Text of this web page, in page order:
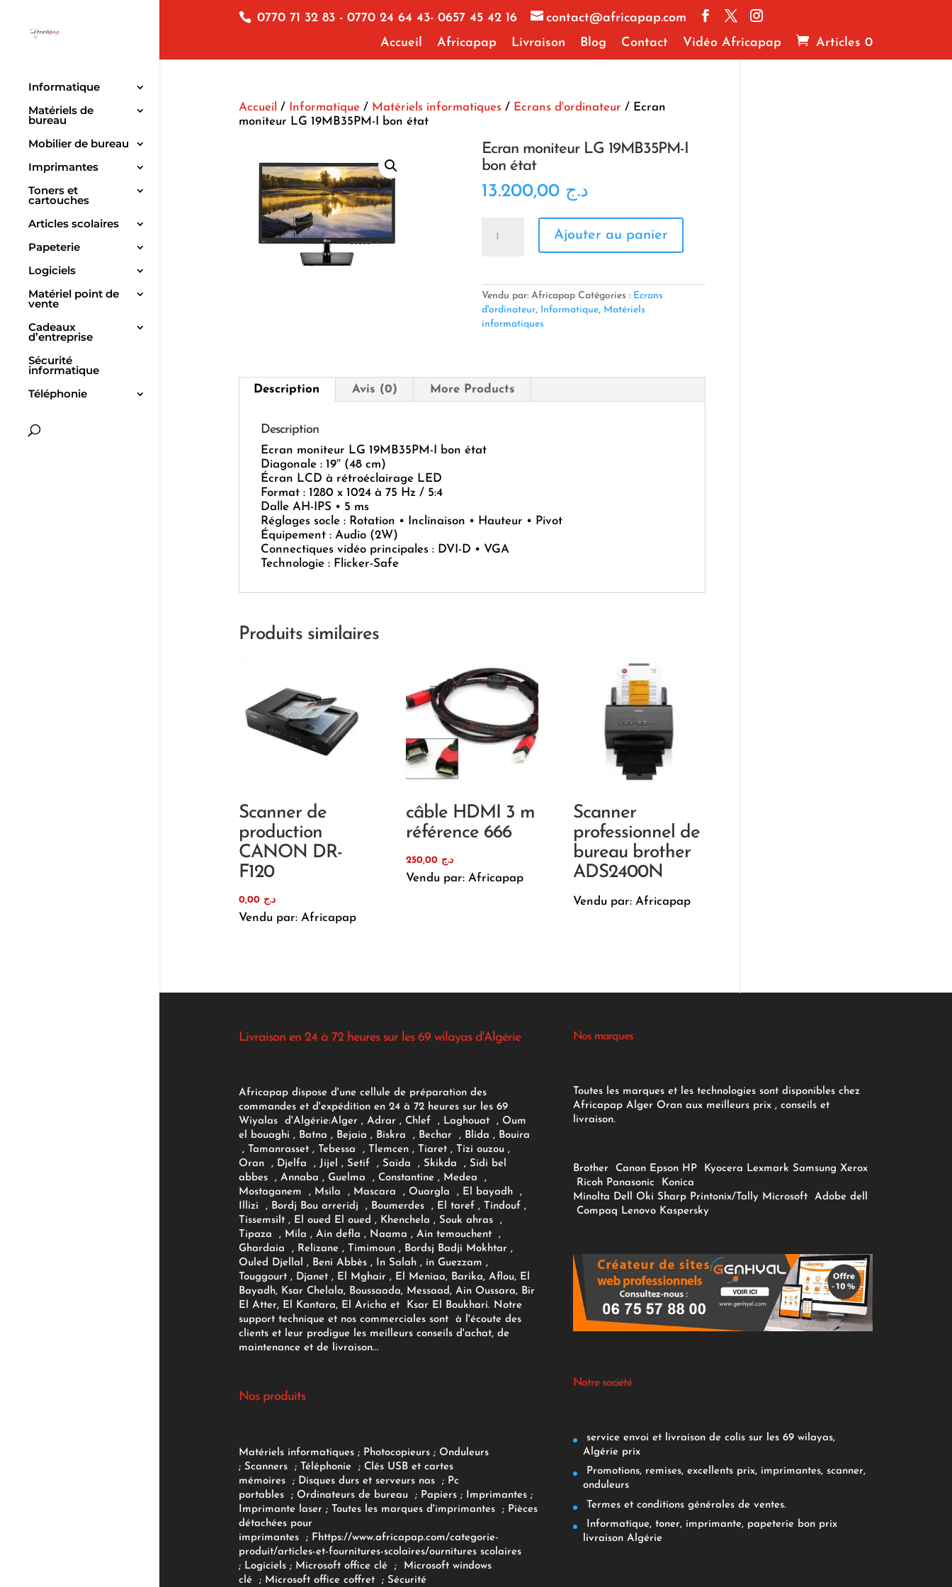
0770 71 32 83 - 0770 24 64 43- 0657 45 42 16
contact@africapap.com
Accueil
Africapap Livraison Blog Contact Vidéo Africapap Articles 0
Informatique
Matériels de
bureau
Mobilier de bureau
Imprimantes
Toners et
cartouches
Articles scolaires
Papeterie
Logiciels
Matériel point de
vente
Cadeaux
d’entreprise
Sécurité
informatique
Téléphonie
Accueil / Informatique/ Matériels informatiques/ Ecrans d'ordinateur / Ecran
moniteur LG 19MB35PM-I bon état
Ecran moniteur LG 19MB35PM-I
bon état
د.ج 13.200,00
19MB35PM-
I
bon
Ajouter au panier
Vendu par: Africapap Catégories : Ecrans
d'ordinateur, Informatique, Matériels
informatiques
Description Avis (0) More Products
Description
Ecran moniteur LG 19MB35PM-I bon état
Diagonale : 19″ (48 cm)
Écran LCD à rétroéclairage LED
Format : 1280 x 1024 à 75 Hz / 5:4
Dalle AH-IPS • 5 ms
Réglages socle : Rotation • Inclinaison • Hauteur • Pivot
Équipement : Audio (2W)
Connectiques vidéo principales : DVI-D • VGA
Technologie : Flicker-Safe
Produits similaires
Scanner de
production
CANON DR-
F120
د.ج 0,00
Vendu par: Africapap
câble HDMI 3 m
référence 666
د.ج 250,00
Vendu par: Africapap
Scanner
professionnel de
bureau brother
ADS2400N
Vendu par: Africapap
Livraison en 24 à 72 heures sur les 69 wilayas d'Algérie
Africapap dispose d'une cellule de préparation des
commandes et d'expédition en 24 à 72 heures sur les 69
Wiyalas d'Algérie:Alger , Adrar, Chlef , Laghouat , Oum
el bouaghi , Batna , Bejaia , Biskra , Bechar , Blida , Bouira
, Tamanrasset , Tebessa , Tlemcen , Tiaret , Tizi ouzou ,
Oran , Djelfa , Jijel , Setif , Saida , Skikda , Sidi bel
abbes , Annaba , Guelma , Constantine , Medea ,
Mostaganem , Msila , Mascara , Ouargla , El bayadh ,
Illizi , Bordj Bou arreridj , Boumerdes , El taref , Tindouf ,
Tissemsilt , El oued El oued , Khenchela , Souk ahras ,
Tipaza , Mila , Ain defla , Naama , Ain temouchent ,
Ghardaia , Relizane , Timimoun , Bordsj Badji Mokhtar ,
Ouled Djellal , Beni Abbès , In Salah , in Guezzam ,
Touggourt , Djanet , El Mghair , El Meniaa, Barika, Aflou, El
Bayadh, Ksar Chelala, Boussaada, Messaad, Ain Oussara, Bir
El Atter, El Kantara, El Aricha et Ksar El Boukhari. Notre
support technique et nos commerciales sont à l'écoute des
clients et leur prodigue les meilleurs conseils d'achat, de
maintenance et de livraison...
Nos produits
Matériels informatiques; Photocopieurs; Onduleurs
; Scanners ; Téléphonie ; Clés USB et cartes
mémoires
; Disques durs et serveurs nas ; Pc
portables
; Ordinateurs de bureau ; Papiers; Imprimantes;
Imprimante laser; Toutes les marques d'imprimantes ; Pièces
détachées pour
imprimantes
; F https://www.africapap.com/categorie-
produit/articles-et-fournitures-scolaires/ournitures scolaires
; Logiciels ; Microsoft office clé ;
Microsoft windows
clé; Microsoft office coffret ; Sécurité
Nos marques
Toutes les marques et les technologies sont disponibles chez
Africapap Alger Oran aux meilleurs prix , conseils et
livraison.
Brother Canon Epson HP Kyocera Lexmark Samsung Xerox
Ricoh Panasonic
Konica
Minolta Dell Oki Sharp Printonix/Tally Microsoft Adobe dell
Compaq Lenovo Kaspersky
Notre société
service envoi et livraison de colis sur les 69 wilayas,
Algérie prix
Promotions, remises, excellents prix, imprimantes, scanner,
onduleurs
Termes et conditions générales de ventes.
Informatique, toner, imprimante, papeterie bon prix
livraison Algérie